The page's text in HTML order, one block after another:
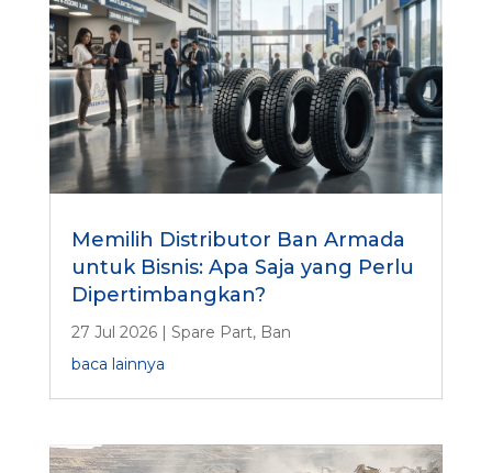
Memilih Distributor Ban Armada
untuk Bisnis: Apa Saja yang Perlu
Dipertimbangkan?
27 Jul 2026| Spare Part, Ban
baca lainnya